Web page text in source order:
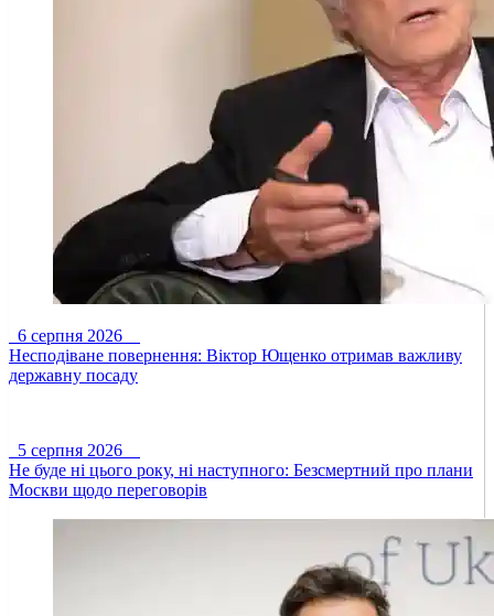
6 серпня 2026
Несподіване повернення: Віктор Ющенко отримав важливу
державну посаду
5 серпня 2026
Не буде ні цього року, ні наступного: Безсмертний про плани
Москви щодо переговорів